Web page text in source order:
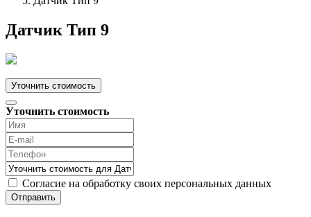
Датчик Тип 9
Уточнить стоимость
Уточнить стоимость
Согласие на обработку своих персональных данных
Отправить